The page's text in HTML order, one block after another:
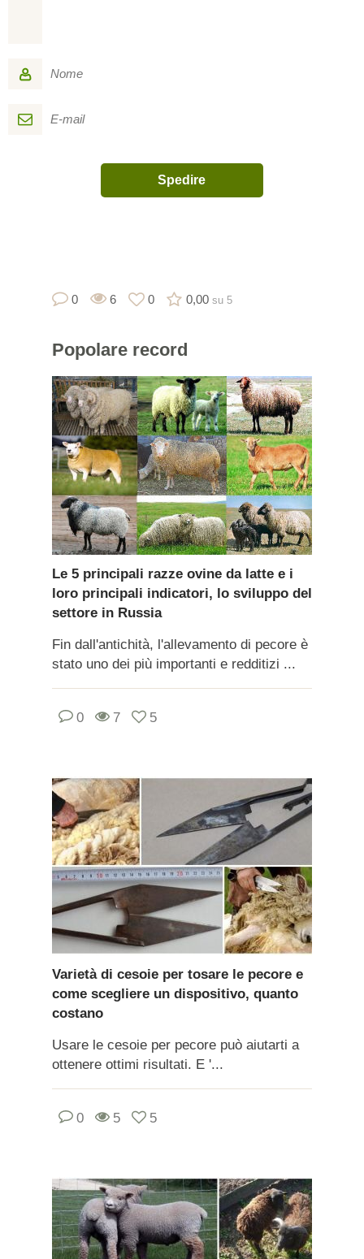
0 6 0 0,00 su 5
Popolarerecord
Le 5 principali razze ovine da latte e i
loro principali indicatori, lo sviluppo del
settore in Russia
Fin dall'antichità, l'allevamento di pecore è
stato uno dei più importanti e redditizi ...
0 7 5
Varietà di cesoie per tosare le pecore e
come scegliere un dispositivo, quanto
costano
Usare le cesoie per pecore può aiutarti a
ottenere ottimi risultati. E '...
0 5 5